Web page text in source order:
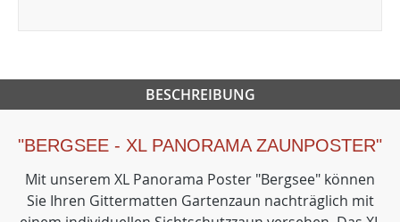
BESCHREIBUNG
"BERGSEE - XL PANORAMA ZAUNPOSTER"
Mit unserem XL Panorama Poster "Bergsee" können
Sie Ihren Gittermatten Gartenzaun nachträglich mit